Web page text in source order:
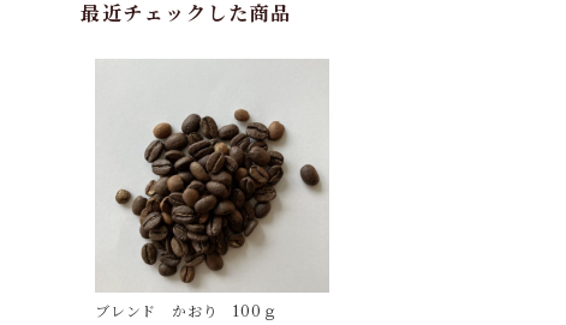
最近チェックした商品
ブレンド かおり 100ｇ